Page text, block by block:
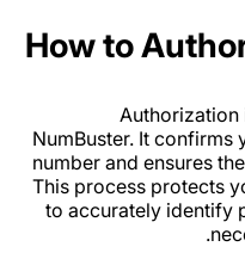
How to
Authorization
NumBuster. It confirms
number and ensures
This process protects
to accurately identify